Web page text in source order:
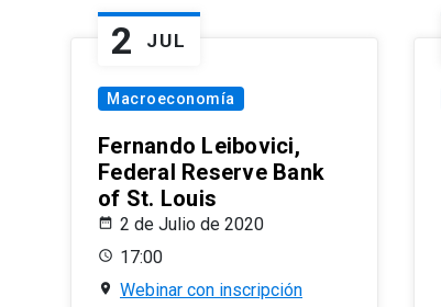
2 JUL
Macroeconomía
Fernando Leibovici,
Federal Reserve Bank
of St. Louis
2 de Julio de 2020
17:00
Webinar con inscripción